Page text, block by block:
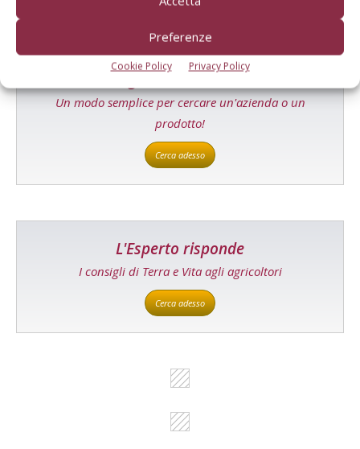
Preferenze
Cookie Policy Privacy Policy
Catalogo Aziende e Prodotti
Un modo semplice per cercare un'azienda o un
prodotto!
Cerca adesso
L'Esperto risponde
I consigli di Terra e Vita agli agricoltori
Cerca adesso